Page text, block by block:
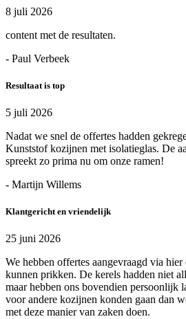
8 juli 2026
content met de resultaten.
- Paul Verbeek
Resultaat is top
5 juli 2026
Nadat we snel de offertes hadden
Kunststof kozijnen met isolatieglas. De
spreekt zo prima nu om onze ramen!
- Martijn Willems
Klantgericht en vriendelijk
25 juni 2026
We hebben offertes aangevraagd via hier
kunnen prikken. De kerels hadden niet
maar hebben ons bovendien persoonlijk
voor andere kozijnen konden gaan dan
met deze manier van zaken doen.